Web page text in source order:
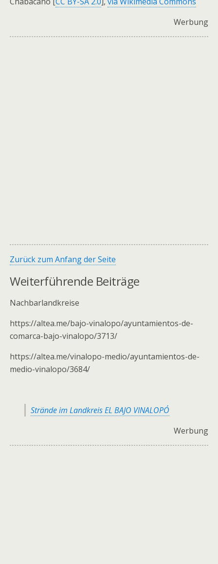
Werbung
Zurück zum Anfang der Seite
Weiterführende Beiträge
Nachbarlandkreise
https://altea.me/bajo-vinalopo/ayuntamientos-de-
comarca-bajo-vinalopo/3713/
https://altea.me/vinalopo-medio/ayuntamientos-de-
medio-vinalopo/3684/
Strände im Landkreis EL BAJO VINALOPÓ
Werbung